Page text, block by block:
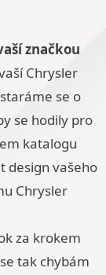
značkou
Chrysler
se o
se hodily pro
katalogu
design vašeho
Chrysler
za krokem
tak chybám